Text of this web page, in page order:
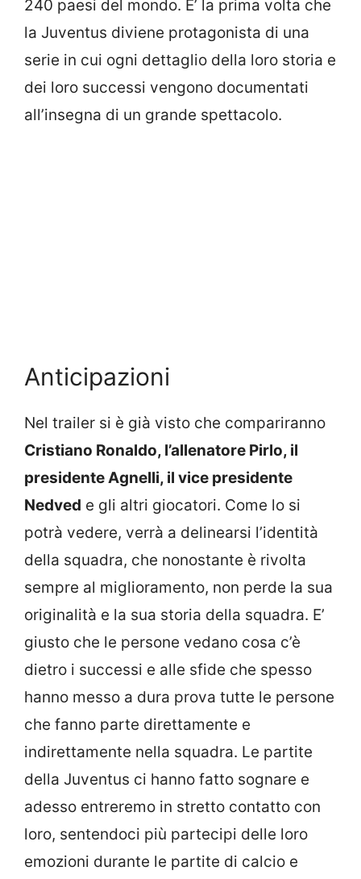
240 paesi del mondo. E’ la prima volta che
la Juventus diviene protagonista di una
serie in cui ogni dettaglio della loro storia e
dei loro successi vengono documentati
all’insegna di un grande spettacolo.
Anticipazioni
Nel trailer si è già visto che compariranno
Cristiano Ronaldo, l’allenatore Pirlo, il
presidente Agnelli, il vice presidente
Nedved e gli altri giocatori. Come lo si
potrà vedere, verrà a delinearsi l’identità
della squadra, che nonostante è rivolta
sempre al miglioramento, non perde la sua
originalità e la sua storia della squadra. E’
giusto che le persone vedano cosa c’è
dietro i successi e alle sfide che spesso
hanno messo a dura prova tutte le persone
che fanno parte direttamente e
indirettamente nella squadra. Le partite
della Juventus ci hanno fatto sognare e
adesso entreremo in stretto contatto con
loro, sentendoci più partecipi delle loro
emozioni durante le partite di calcio e